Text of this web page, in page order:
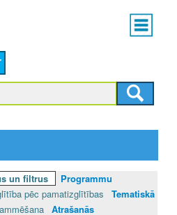
Main
menu
un filtrus
Programmu
pēc pamatizglītības
Tematiskā
Atrašanās